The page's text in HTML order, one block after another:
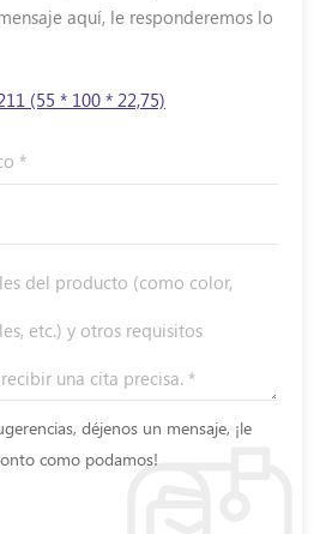
aquí, le responderemos lo
(55 * 100 * 22,75)
déjenos un mensaje, ¡le
como podamos!